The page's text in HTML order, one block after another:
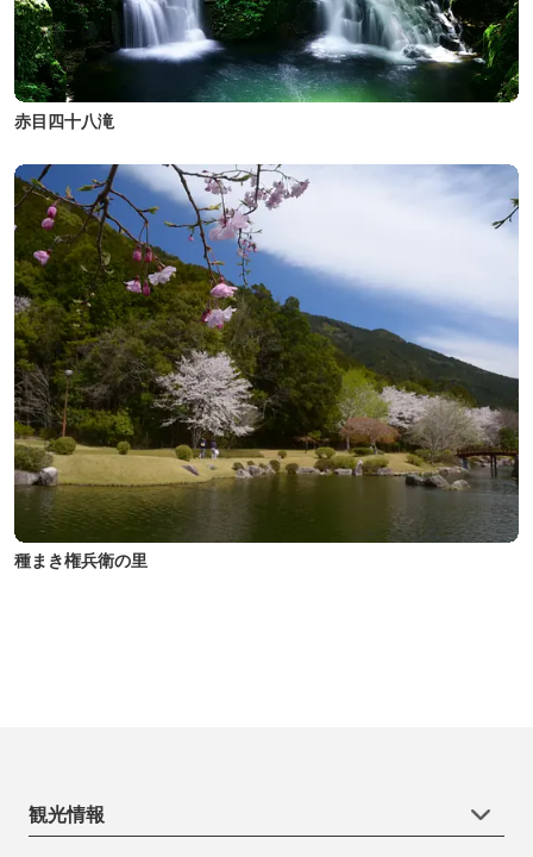
赤目四十八滝
種まき権兵衛の里
観光情報